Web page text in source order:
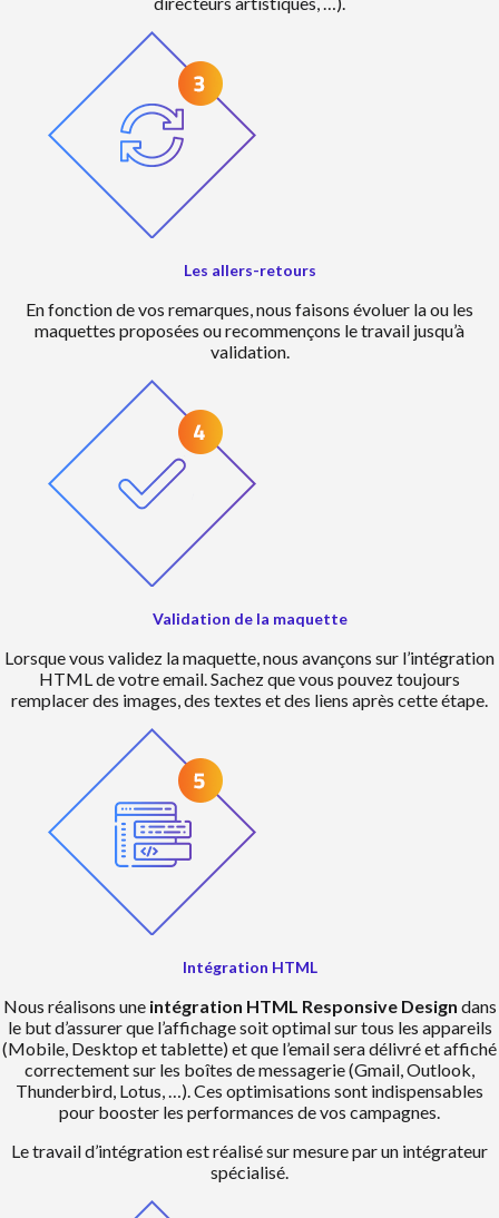
Les allers-retours
En fonction de vos remarques, nous faisons évoluer la ou les
maquettes proposées ou recommençons le travail jusqu’à
validation.
Validation de la maquette
Lorsque vous validez la maquette, nous avançons sur l’intégration
HTML de votre email. Sachez que vous pouvez toujours
remplacer des images, des textes et des liens après cette étape.
Intégration HTML
Nous réalisons une intégration HTML Responsive Design dans
le but d’assurer que l’affichage soit optimal sur tous les appareils
(Mobile, Desktop et tablette) et que l’email sera délivré et affiché
correctement sur les boîtes de messagerie (Gmail, Outlook,
Thunderbird, Lotus, …). Ces optimisations sont indispensables
pour booster les performances de vos campagnes.
Le travail d’intégration est réalisé sur mesure par un intégrateur
spécialisé.